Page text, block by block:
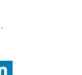
·